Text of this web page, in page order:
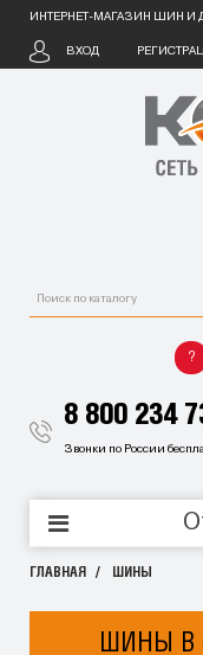
ИНТЕРНЕТ-МАГАЗИН ШИН И
ВХОД
8 800 234
Звонки по России
ГЛАВНАЯ ШИНЫ
ШИНЫ В